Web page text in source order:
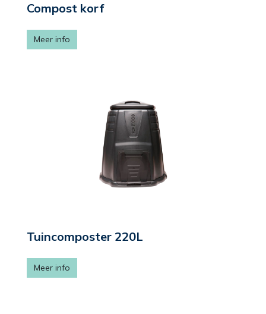
Compost korf
Meer info
Tuincomposter 220L
Meer info